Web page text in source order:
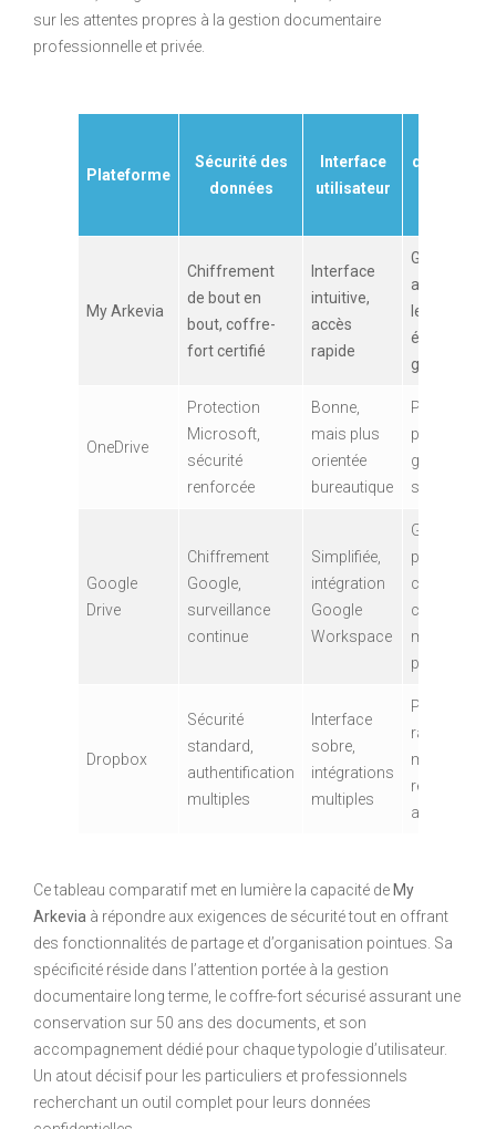
sur les attentes propres à la gestion documentaire
professionnelle et privée.
Plateforme
Sécurité des
données
Interface
utilisateur
des droits
My Arkevia
Chiffrement
de bout en
bout, coffre-
fort certifié
Interface
intuitive,
accès
rapide
Granularité
avancée :
lecture,
édition,
gestion
OneDrive
Protection
Microsoft,
sécurité
renforcée
Bonne,
mais plus
orientée
bureautique
Partage
par lien,
gestion
simple
Google
Drive
Chiffrement
Google,
surveillance
continue
Simplifiée,
intégration
Google
Workspace
Gestion
par
contact,
contrôle
moins
poussé
Dropbox
Sécurité
standard,
authentification
multiples
Interface
sobre,
intégrations
multiples
Partage
rapide,
moins de
réglages
avancés
Ce tableau comparatif met en lumière la capacité de My
Arkevia à répondre aux exigences de sécurité tout en offrant
des fonctionnalités de partage et d’organisation pointues. Sa
spécificité réside dans l’attention portée à la gestion
documentaire long terme, le coffre-fort sécurisé assurant une
conservation sur 50 ans des documents, et son
accompagnement dédié pour chaque typologie d’utilisateur.
Un atout décisif pour les particuliers et professionnels
recherchant un outil complet pour leurs données